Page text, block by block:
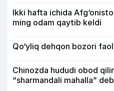
Ikki hafta ichida
ming odam qaytib keldi
Qo‘yliq dehqon bozori
Chinozda hududi obod
“sharmandali mahalla”